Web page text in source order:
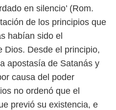
en silencio’ (Rom.
de los principios que
habían sido el
Dios. Desde el principio,
apostasía de Satanás y
causa del poder
no ordenó que el
previó su existencia, e